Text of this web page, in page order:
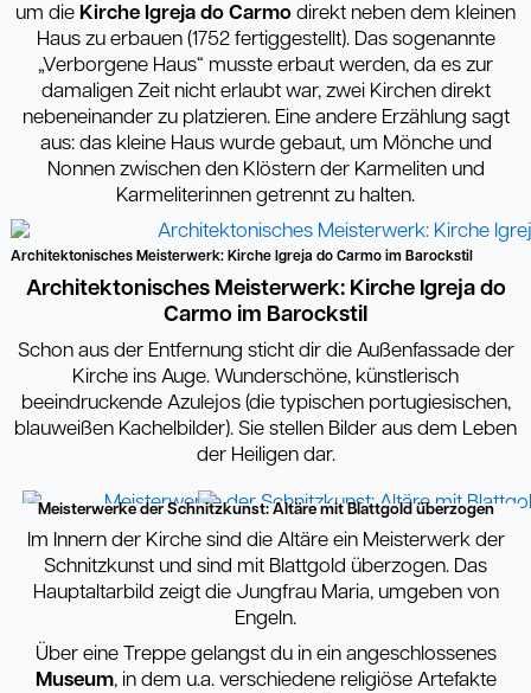
um die Kirche Igreja do Carmo direkt neben dem kleinen
Haus zu erbauen (1752 fertiggestellt). Das sogenannte
„Verborgene Haus“ musste erbaut werden, da es zur
damaligen Zeit nicht erlaubt war, zwei Kirchen direkt
nebeneinander zu platzieren. Eine andere Erzählung sagt
aus: das kleine Haus wurde gebaut, um Mönche und
Nonnen zwischen den Klöstern der Karmeliten und
Karmeliterinnen getrennt zu halten.
Architektonisches Meisterwerk: Kirche Igreja do Carmo im Barockstil
Architektonisches Meisterwerk: Kirche Igreja do
Carmo im Barockstil
Schon aus der Entfernung sticht dir die Außenfassade der
Kirche ins Auge. Wunderschöne, künstlerisch
beeindruckende Azulejos (die typischen portugiesischen,
blauweißen Kachelbilder). Sie stellen Bilder aus dem Leben
der Heiligen dar.
Meisterwerke der Schnitzkunst: Altäre mit Blattgold überzogen
Im Innern der Kirche sind die Altäre ein Meisterwerk der
Schnitzkunst und sind mit Blattgold überzogen. Das
Hauptaltarbild zeigt die Jungfrau Maria, umgeben von
Engeln.
Über eine Treppe gelangst du in ein angeschlossenes
Museum, in dem u.a. verschiedene religiöse Artefakte